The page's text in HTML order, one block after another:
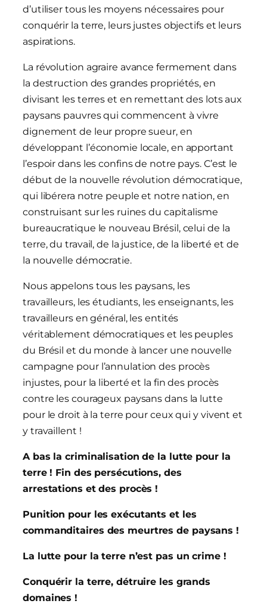
d’utiliser tous les moyens nécessaires pour
conquérir la terre, leurs justes objectifs et leurs
aspirations.
La révolution agraire avance fermement dans
la destruction des grandes propriétés, en
divisant les terres et en remettant des lots aux
paysans pauvres qui commencent à vivre
dignement de leur propre sueur, en
développant l’économie locale, en apportant
l’espoir dans les confins de notre pays. C’est le
début de la nouvelle révolution démocratique,
qui libérera notre peuple et notre nation, en
construisant sur les ruines du capitalisme
bureaucratique le nouveau Brésil, celui de la
terre, du travail, de la justice, de la liberté et de
la nouvelle démocratie.
Nous appelons tous les paysans, les
travailleurs, les étudiants, les enseignants, les
travailleurs en général, les entités
véritablement démocratiques et les peuples
du Brésil et du monde à lancer une nouvelle
campagne pour l’annulation des procès
injustes, pour la liberté et la fin des procès
contre les courageux paysans dans la lutte
pour le droit à la terre pour ceux qui y vivent et
y travaillent !
A bas la criminalisation de la lutte pour la
terre ! Fin des persécutions, des
arrestations et des procès !
Punition pour les exécutants et les
commanditaires des meurtres de paysans !
La lutte pour la terre n’est pas un crime !
Conquérir la terre, détruire les grands
domaines !